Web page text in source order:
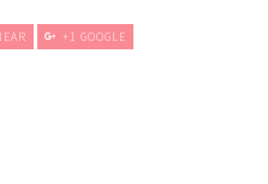
+1 GOOGLE